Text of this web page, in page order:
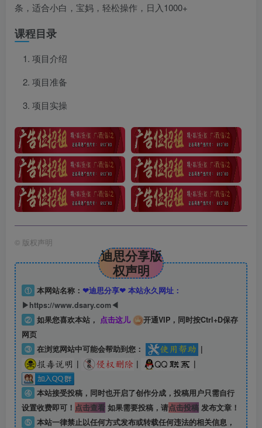
条，适合小白，宝妈，轻松操作，日入1000+
课程目录
项目介绍
项目准备
项目实操
© 版权声明
迪思分享版
权声明
① 本网站名称： ❤迪思分享❤ 本站永久网址：
▶https://www.dsary.com◀
② 如果您喜欢本站， 点击这儿
开通VIP，同时按Ctrl+D保存
网页
③ 在浏览网站中可能会帮助到您：
|
|
| |
④ 本站接受投稿，同时也开启了创作分成，投稿用户只需自行
设置收费即可！ 点击查看如果需要投稿，请点击投稿发布文章！
⑤ 本站一律禁止以任何方式发布或转载任何违法的相关信息，